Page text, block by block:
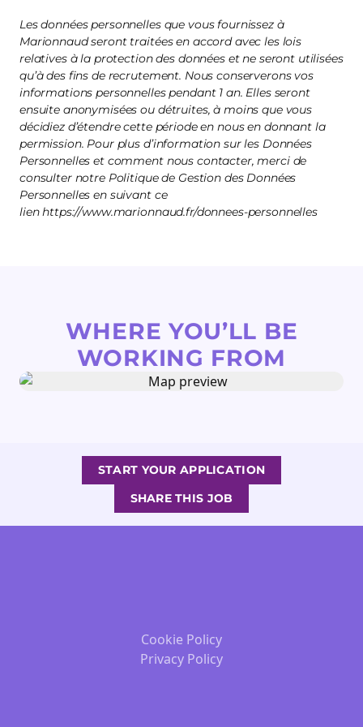
Les données personnelles que vous fournissez à
Marionnaud seront traitées en accord avec les lois
relatives à la protection des données et ne seront utilisées
qu’à des fins de recrutement. Nous conserverons vos
informations personnelles pendant 1 an. Elles seront
ensuite anonymisées ou détruites, à moins que vous
décidiez d’étendre cette période en nous en donnant la
permission. Pour plus d’information sur les Données
Personnelles et comment nous contacter, merci de
consulter notre Politique de Gestion des Données
Personnelles en suivant ce
lien https://www.marionnaud.fr/donnees-personnelles
WHERE YOU’LL BE
WORKING FROM
START YOUR APPLICATION
SHARE THIS JOB
Cookie Policy
Privacy Policy